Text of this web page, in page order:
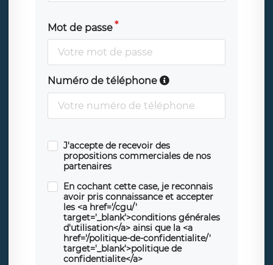
Mot de passe
Numéro de téléphone
J'accepte de recevoir des
propositions commerciales de nos
partenaires
En cochant cette case, je reconnais
avoir pris connaissance et accepter
les <a href='/cgu/'
target='_blank'>conditions générales
d'utilisation</a> ainsi que la <a
href='/politique-de-confidentialite/'
target='_blank'>politique de
confidentialite</a>